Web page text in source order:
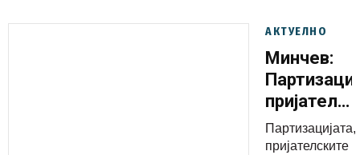
АКТУЕЛНО
Минчев:
и
Партизацијата,
пријателските